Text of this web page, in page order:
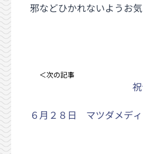
邪などひかれないようお気
＜次の記事